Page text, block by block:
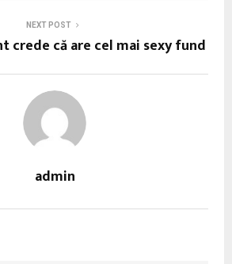
NEXT POST
crede că are cel mai sexy fund
admin